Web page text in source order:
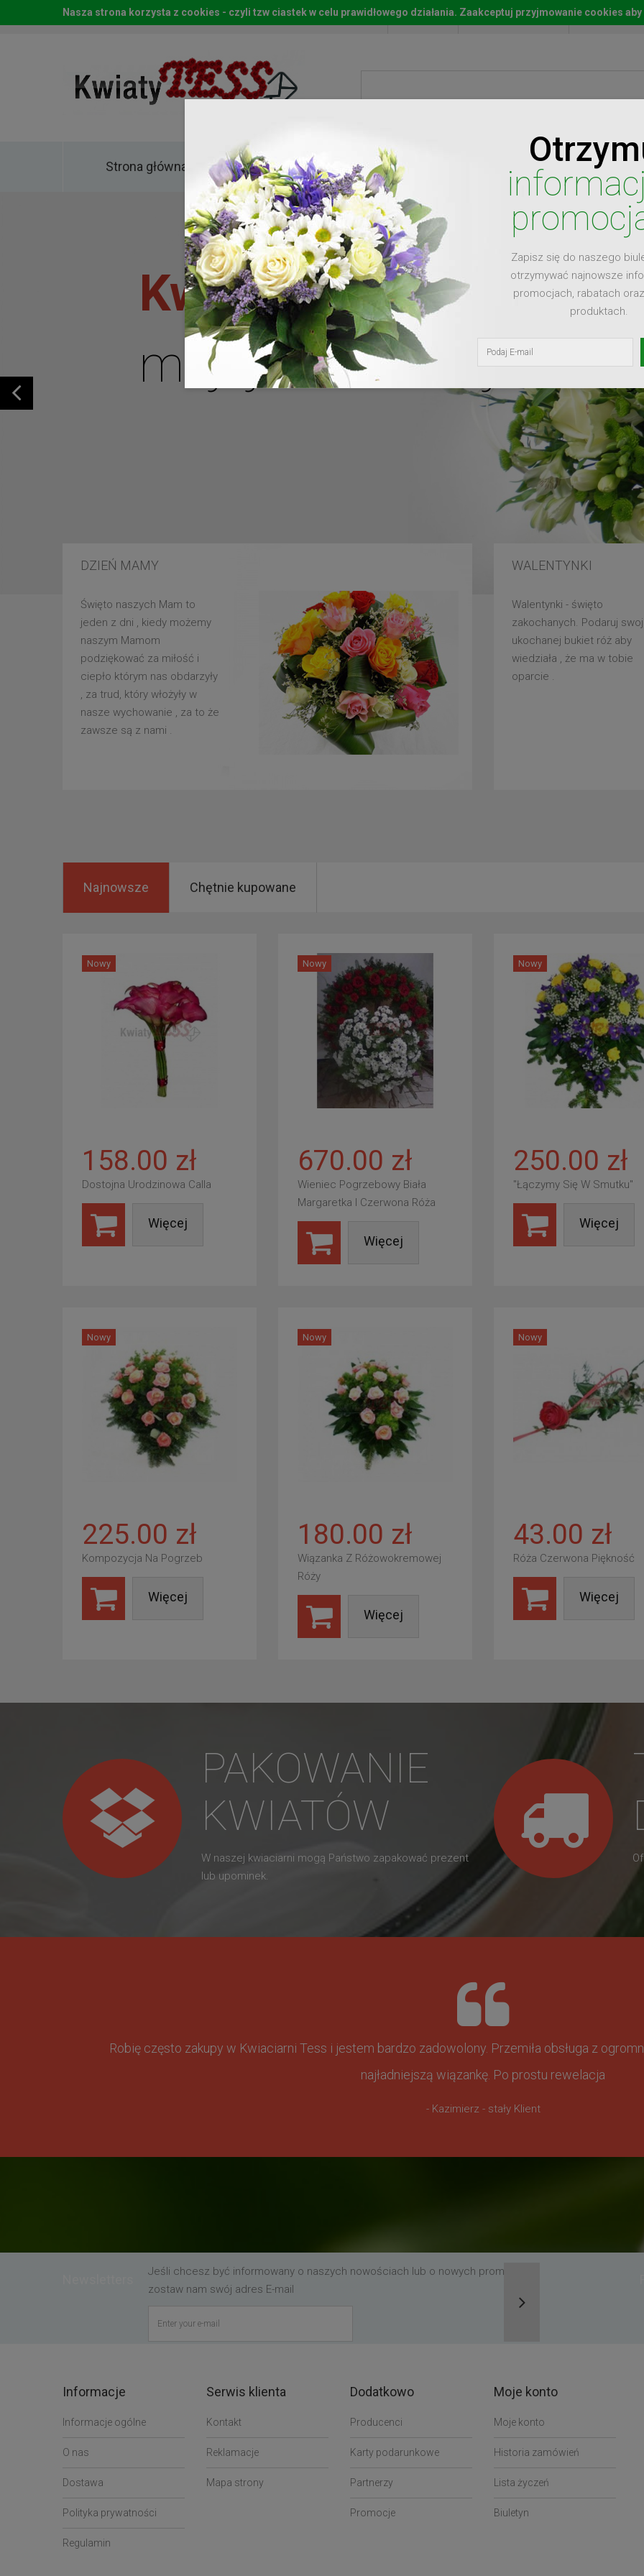
Start Moje konto Lista
Strona główna Kwiaty
Kwiaty dla
mojej ukochanej
DZIEŃ MAMY
Święto naszych Mam to
jeden z dni , kiedy możemy
naszym Mamom
podziękować za miłość i
ciepło którym nas obdarzyły
, za trud, który włożyły w
nasze wychowanie , za to że
zawsze są z nami .
WALENTYNKI
Walentynki - święto
zakochanych. Podaruj
ukochanej bukiet róż aby
wiedziała , że ma w tobie
oparcie .
Zapisz się do naszego
otrzymywać najnowsze
promocjach, rabatach
produktach.
Najnowsze Chętnie kupowane
Nowy
158.00 zł
Dostojna Urodzinowa Calla
Więcej
Nowy
670.00 zł
Wieniec Pogrzebowy Biała
Margaretka I Czerwona Róża
Więcej
Nowy
250.00 zł
"Łączymy Się W Smutku"
Więcej
Nowy
225.00 zł
Kompozycja Na Pogrzeb
Więcej
Nowy
180.00 zł
Wiązanka Z Różowokremowej
Róży
Więcej
Nowy
43.00 zł
Róża Czerwona Piękność
Więcej
PAKOWANIE
KWIATÓW
W naszej kwiaciarni mogą Państwo zapakować prezent
lub upominek.
Robię często zakupy w Kwiaciarni Tess i jestem bardzo zadowolony. Przemiła obsługa z
najładniejszą wiązankę. Po prostu rewelacja
- Kazimierz - stały Klient
Jeśli chcesz być informowany o naszych nowościach lub o nowych promocjach,
zostaw nam swój adres E-mail
Nasza strona korzysta z cookies - czyli tzw ciastek w celu prawidłowego działania. Zaakceptuj przyjmowanie cookies
Informacje
Informacje ogólne
O nas
Dostawa
Polityka prywatności
Regulamin
Serwis klienta
Kontakt
Reklamacje
Mapa strony
Dodatkowo
Producenci
Karty podarunkowe
Partnerzy
Promocje
Moje konto
Moje konto
Historia zamówień
Lista życzeń
Biuletyn